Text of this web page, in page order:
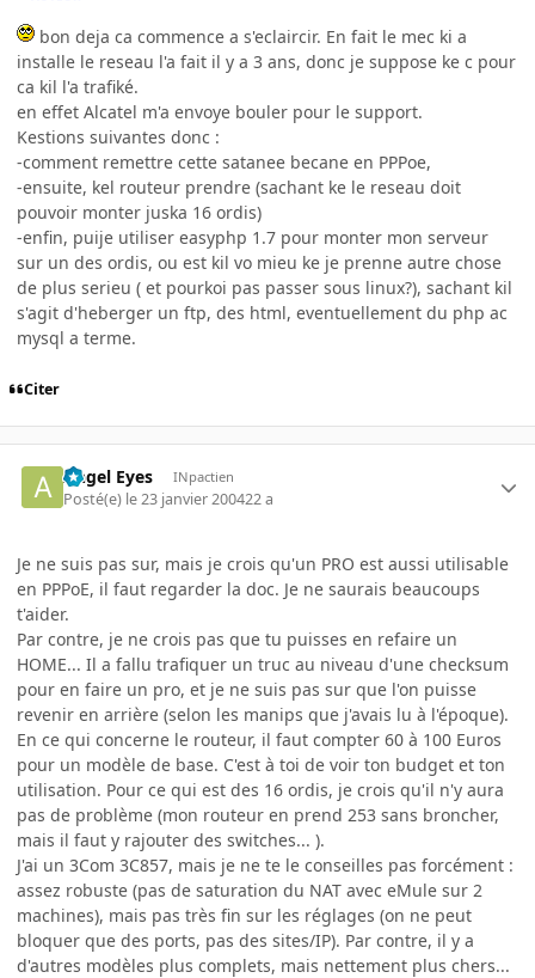
bon deja ca commence a s'eclaircir. En fait le mec ki a
installe le reseau l'a fait il y a 3 ans, donc je suppose ke c pour
ca kil l'a trafiké.
en effet Alcatel m'a envoye bouler pour le support.
Kestions suivantes donc :
-comment remettre cette satanee becane en PPPoe,
-ensuite, kel routeur prendre (sachant ke le reseau doit
pouvoir monter juska 16 ordis)
-enfin, puije utiliser easyphp 1.7 pour monter mon serveur
sur un des ordis, ou est kil vo mieu ke je prenne autre chose
de plus serieu ( et pourkoi pas passer sous linux?), sachant kil
s'agit d'heberger un ftp, des html, eventuellement du php ac
mysql a terme.
Citer
Angel Eyes INpactien
Posté(e) le 23 janvier 200422 a
Je ne suis pas sur, mais je crois qu'un PRO est aussi utilisable
en PPPoE, il faut regarder la doc. Je ne saurais beaucoups
t'aider.
Par contre, je ne crois pas que tu puisses en refaire un
HOME... Il a fallu trafiquer un truc au niveau d'une checksum
pour en faire un pro, et je ne suis pas sur que l'on puisse
revenir en arrière (selon les manips que j'avais lu à l'époque).
En ce qui concerne le routeur, il faut compter 60 à 100 Euros
pour un modèle de base. C'est à toi de voir ton budget et ton
utilisation. Pour ce qui est des 16 ordis, je crois qu'il n'y aura
pas de problème (mon routeur en prend 253 sans broncher,
mais il faut y rajouter des switches... ).
J'ai un 3Com 3C857, mais je ne te le conseilles pas forcément :
assez robuste (pas de saturation du NAT avec eMule sur 2
machines), mais pas très fin sur les réglages (on ne peut
bloquer que des ports, pas des sites/IP). Par contre, il y a
d'autres modèles plus complets, mais nettement plus chers...